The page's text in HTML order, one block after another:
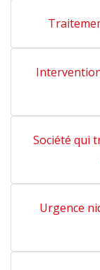
Société qui
Urgence